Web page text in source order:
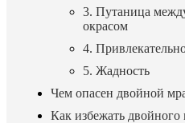
3. Путаница
окрасом
4.
5. Жадность
Чем опасен двойной
Как избежать двойного